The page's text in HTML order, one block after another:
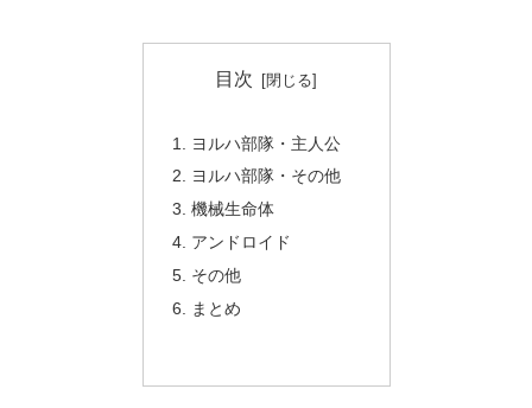
目次
ヨルハ部隊・主人公
ヨルハ部隊・その他
機械生命体
アンドロイド
その他
まとめ